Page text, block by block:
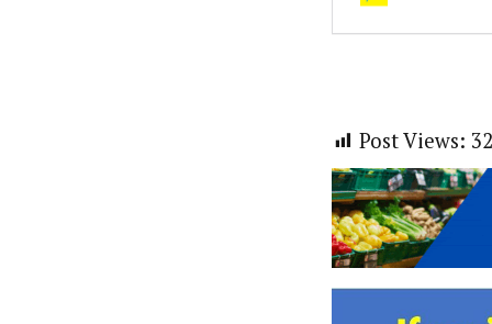
Post Views: